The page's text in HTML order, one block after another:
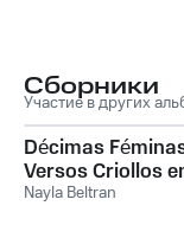
Сборники
Участие в других
Décimas
Versos Criollos
Clave Feminista
Nayla Beltran